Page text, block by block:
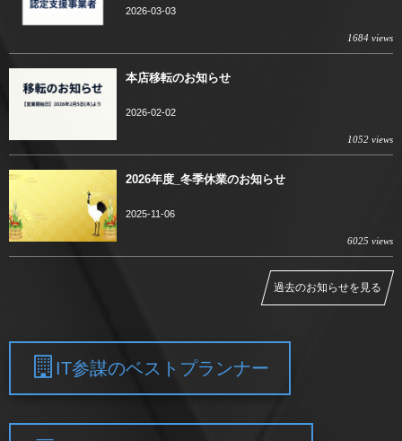
2026-03-03
1684 views
本店移転のお知らせ
2026-02-02
1052 views
2026年度_冬季休業のお知らせ
2025-11-06
6025 views
過去のお知らせを見る
IT参謀のベストプランナー